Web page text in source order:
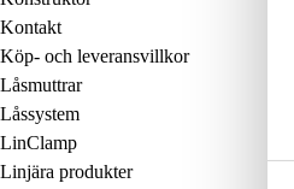
Kontakt
Köp- och leveransvillkor
Låsmuttrar
Låssystem
LinClamp
Linjära produkter